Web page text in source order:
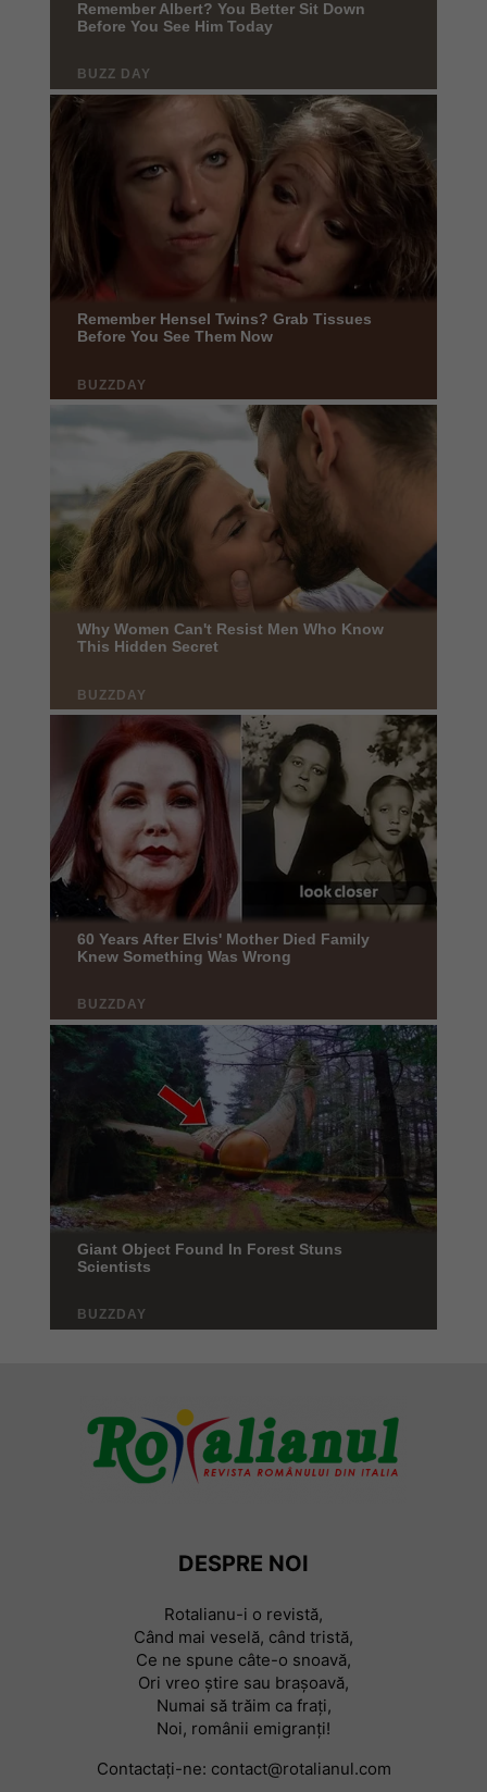
DESPRE NOI
Rotalianu-i o revistă,
Când mai veselă, când tristă,
Ce ne spune câte-o snoavă,
Ori vreo știre sau braşoavă,
Numai să trăim ca frați,
Noi, românii emigranți!
Contactați-ne: contact@rotalianul.com